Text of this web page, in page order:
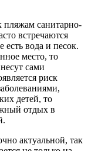
пляжам санитарно-
встречаются
вода и песок.
место, то
сами
риск
детей, то
отдых в
актуальной, так